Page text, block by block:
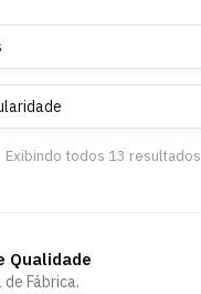
Exibindo todos 13 resultados
Qualidade
Fábrica.